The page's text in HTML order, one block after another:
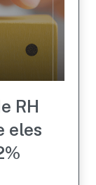
RH
eles